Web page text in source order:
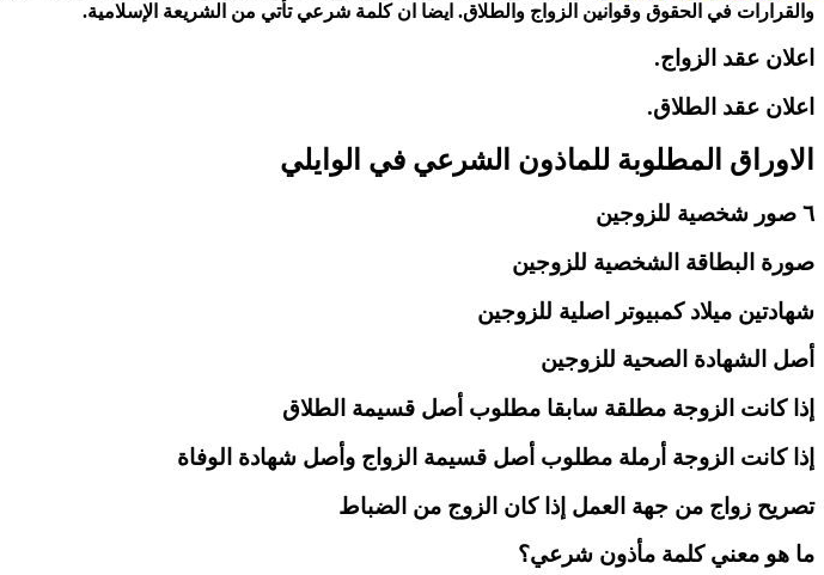
والقرارات في الحقوق وقوانين الزواج والطلاق. ايضا ان كلمة شرعي تأتي من الشريعة الإسلامية.
اعلان عقد الزواج.
اعلان عقد الطلاق.
الاوراق المطلوبة للماذون الشرعي في الوايلي
٦ صور شخصية للزوجين
صورة البطاقة الشخصية للزوجين
شهادتين ميلاد كمبيوتر اصلية للزوجين
أصل الشهادة الصحية للزوجين
إذا كانت الزوجة مطلقة سابقا مطلوب أصل قسيمة الطلاق
إذا كانت الزوجة أرملة مطلوب أصل قسيمة الزواج وأصل شهادة الوفاة
تصريح زواج من جهة العمل إذا كان الزوج من الضباط
ما هو معني كلمة مأذون شرعي؟